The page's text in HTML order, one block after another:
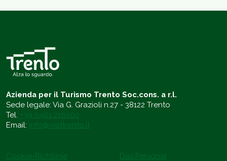
Azienda per il Turismo Trento Soc.cons. a r.l.
Sede legale: Via G. Grazioli n.27 - 38122 Trento
Tel. +39 0461 216000
Email: info@visittrento.it
Cookie-Richtlinie
Das Personal